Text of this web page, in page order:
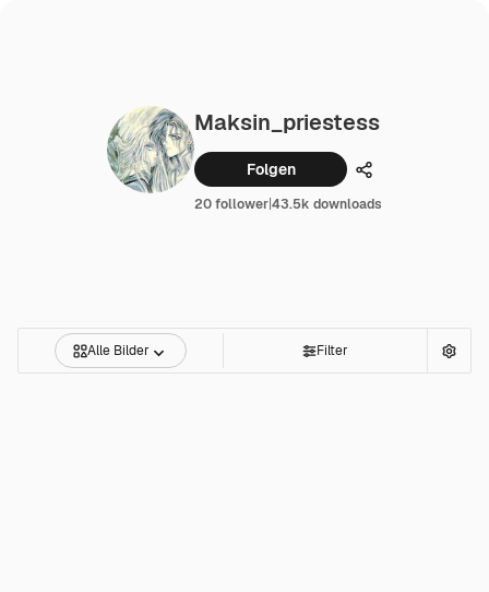
Maksin_priestess
Folgen Teilen
20 follower|43.5k downloads
Alle Bilder Filter